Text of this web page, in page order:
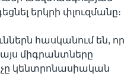
երկրի փլուզմանը։
հասկանում են, որ
միգրանտները
կենտրոնասիական